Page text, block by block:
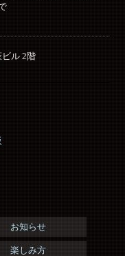
ル 2階
お知らせ
楽しみ方